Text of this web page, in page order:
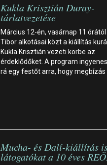
Kukla Krisztián Duray-
tárlatvezetése
Március 12-én, vasárnap 11
Tibor alkotásai közt a kiállítás
Kukla Krisztián vezeti körbe az
érdeklődőket. A program
rá egy festőt arra, hogy megbízás
Mucha- és Dalí-kiállítás
látogatókat a 10 éves